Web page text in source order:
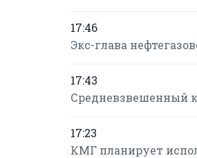
17:46
Экс-глава
17:43
Средневзвешенный
17:23
КМГ планирует